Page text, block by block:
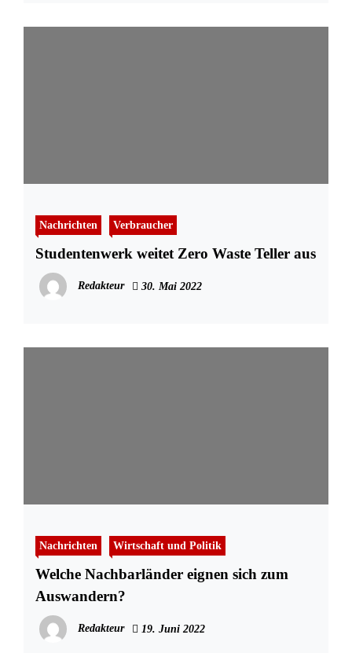
Nachrichten Verbraucher
Studentenwerk weitet Zero Waste Teller aus
Redakteur 30. Mai 2022
Nachrichten Wirtschaft und Politik
Welche Nachbarländer eignen sich zum
Auswandern?
Redakteur 19. Juni 2022